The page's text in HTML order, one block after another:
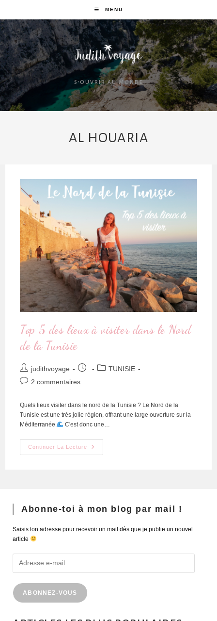
MENU
S'OUVRIR AU MONDE
AL HOUARIA
Top 5 des lieux à visiter dans le Nord
de la Tunisie
judithvoyage
TUNISIE
2 commentaires
Quels lieux visiter dans le nord de la Tunisie ? Le Nord de la
Tunisie est une très jolie région, offrant une large ouverture sur la
Méditerranée.
C'est donc une…
Continuer La Lecture
Abonne-toi à mon blog par mail !
Saisis ton adresse pour recevoir un mail dès que je publie un nouvel
article
ABONNEZ-VOUS